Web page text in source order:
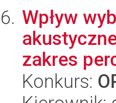
Wpływ
zakres
Konkurs: